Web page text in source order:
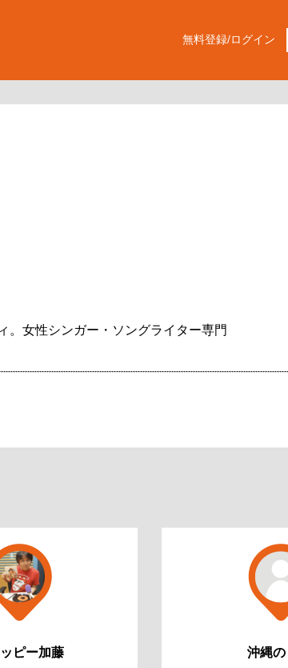
。女性シンガー・ソングライター専門
ピー加藤 沖縄の
無料登録/ログイン